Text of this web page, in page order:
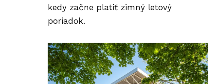
kedy začne platiť zimný letový
poriadok.